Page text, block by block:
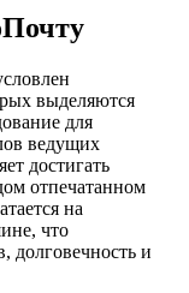
выделяются
для
ведущих
достигать
отпечатанном
на
что
долговечность и